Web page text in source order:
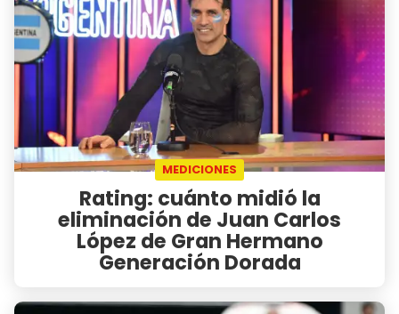
MEDICIONES
Rating: cuánto midió la
eliminación de Juan Carlos
López de Gran Hermano
Generación Dorada